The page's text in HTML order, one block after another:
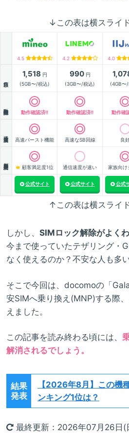
↓この表は横スライ
4.5 4.2 4.0
1,518 円
(5GB〜/税込)
990円
(3GB〜/税込)
(4GB〜
動作確認済!! 動作確認済!! 動作確
高速バースト機能 高速なSB回線 良
顧客満足度1位 通信速度が速い 家族向け
公式サイト 公式サイト 公式
↑この表は横スライ
しかし、 SIMロック解除がよく
今まで使っていたテザリング・
なく使えるのか？不安な人も多
そこで今回は、docomoの「
安SIMへ乗り換え(MNP)する際
えました。
この記事を読み終わる頃には、
解消されるでしょう。
結果
発表
【2026年8月】 この機
ンキング1位は？
最終更新：2026年07月26日(